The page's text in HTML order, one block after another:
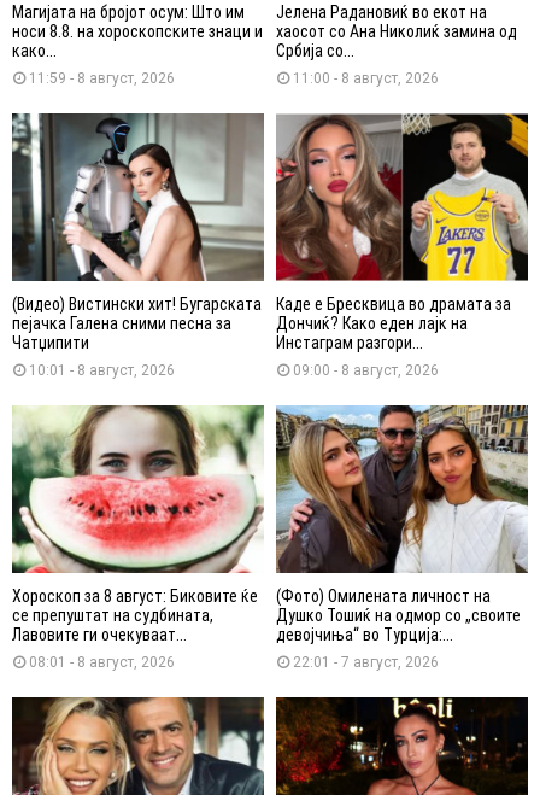
Магијата на бројот осум: Што им
носи 8.8. на хороскопските знаци и
како...
11:59 - 8 август, 2026
Јелена Радановиќ во екот на
хаосот со Ана Николиќ замина од
Србија со...
11:00 - 8 август, 2026
(Видео) Вистински хит! Бугарската
пејачка Галена сними песна за
Чатџипити
10:01 - 8 август, 2026
Каде е Бресквица во драмата за
Дончиќ? Како еден лајк на
Инстаграм разгори...
09:00 - 8 август, 2026
Хороскоп за 8 август: Биковите ќе
се препуштат на судбината,
Лавовите ги очекуваат...
08:01 - 8 август, 2026
(Фото) Омилената личност на
Душко Тошиќ на одмор со „своите
девојчиња“ во Турција:...
22:01 - 7 август, 2026